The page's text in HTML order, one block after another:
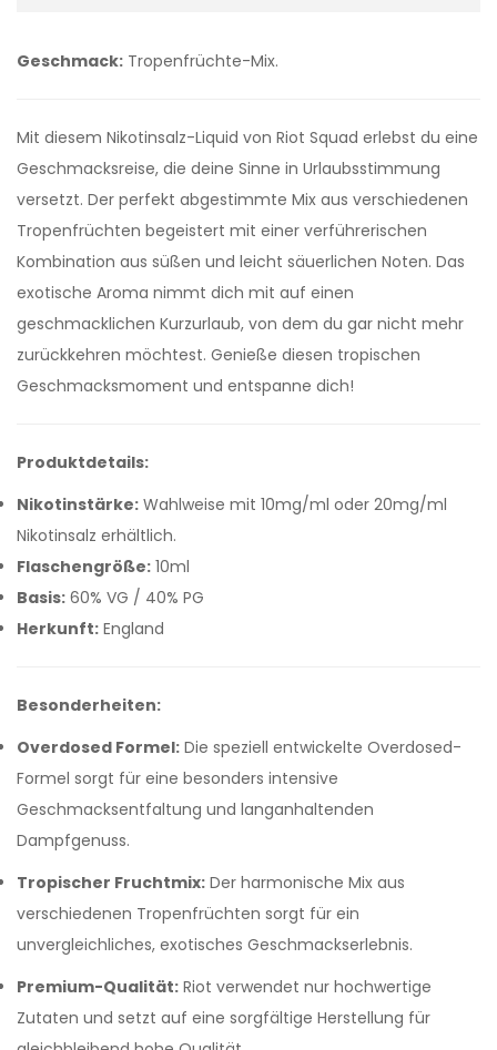
Geschmack: Tropenfrüchte-Mix.
Mit diesem Nikotinsalz-Liquid von Riot Squad erlebst du eine
Geschmacksreise, die deine Sinne in Urlaubsstimmung
versetzt. Der perfekt abgestimmte Mix aus verschiedenen
Tropenfrüchten begeistert mit einer verführerischen
Kombination aus süßen und leicht säuerlichen Noten. Das
exotische Aroma nimmt dich mit auf einen
geschmacklichen Kurzurlaub, von dem du gar nicht mehr
zurückkehren möchtest. Genieße diesen tropischen
Geschmacksmoment und entspanne dich!
Produktdetails:
Nikotinstärke: Wahlweise mit 10mg/ml oder 20mg/ml
Nikotinsalz erhältlich.
Flaschengröße: 10ml
Basis: 60% VG / 40% PG
Herkunft: England
Besonderheiten:
Overdosed Formel: Die speziell entwickelte Overdosed-
Formel sorgt für eine besonders intensive
Geschmacksentfaltung und langanhaltenden
Dampfgenuss.
Tropischer Fruchtmix: Der harmonische Mix aus
verschiedenen Tropenfrüchten sorgt für ein
unvergleichliches, exotisches Geschmackserlebnis.
Premium-Qualität: Riot verwendet nur hochwertige
Zutaten und setzt auf eine sorgfältige Herstellung für